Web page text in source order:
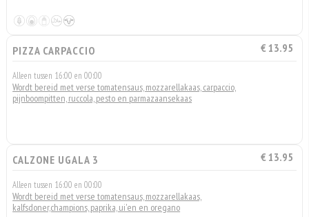
PIZZA CARPACCIO € 13.95
Alleen tussen 16:00 en 00:00
Wordt bereid met verse tomatensaus, mozzarellakaas, carpaccio,
pijnboompitten, ruccola, pesto en parmazaansekaas
CALZONE UGALA 3 € 13.95
Alleen tussen 16:00 en 00:00
Wordt bereid met verse tomatensaus, mozzarellakaas,
kalfsdoner,champions, paprika, ui'en en oregano